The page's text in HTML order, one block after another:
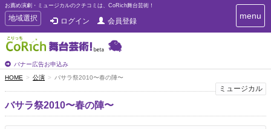
お薦め演劇・ミュージカルのクチコミは、CoRich舞台芸術！
T
o
g
g
e
n
a
地域選択 ログイン 会員登録
バナー広告お申込み
T
o
n
i
menu
HOME 公演 バサラ祭2010〜春の陣〜
ミュージカル
バサラ祭2010〜春の陣〜